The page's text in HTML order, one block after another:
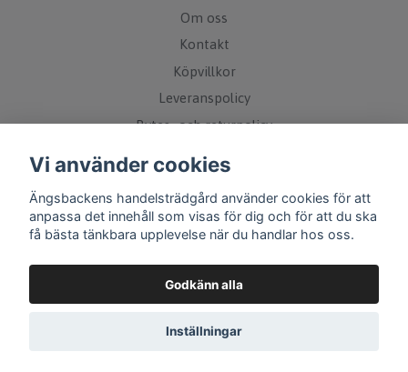
Om oss
Kontakt
Köpvillkor
Leveranspolicy
Bytes- och returpolicy
Sociala medier
Vi använder cookies
Ängsbackens handelsträdgård använder cookies för att
anpassa det innehåll som visas för dig och för att du ska
få bästa tänkbara upplevelse när du handlar hos oss.
Godkänn alla
Inställningar